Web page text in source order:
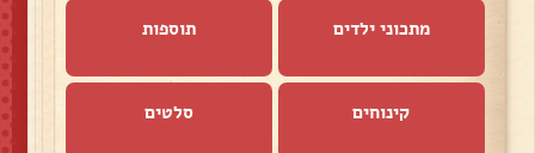
מתכוני ילדים תוספות
קינוחים סלטים